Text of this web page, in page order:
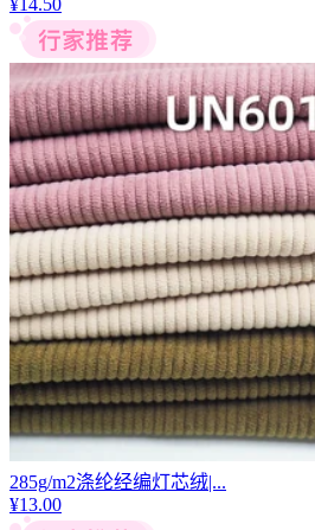
¥14.50
285g/m2涤纶经编灯芯绒|...
¥13.00